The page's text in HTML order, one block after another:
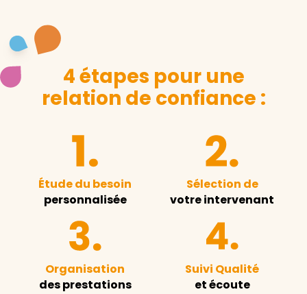
4 étapes pour une
relation de confiance :
Étude du besoin
personnalisée
Sélection de
votre intervenant
Organisation
des prestations
Suivi Qualité
et écoute